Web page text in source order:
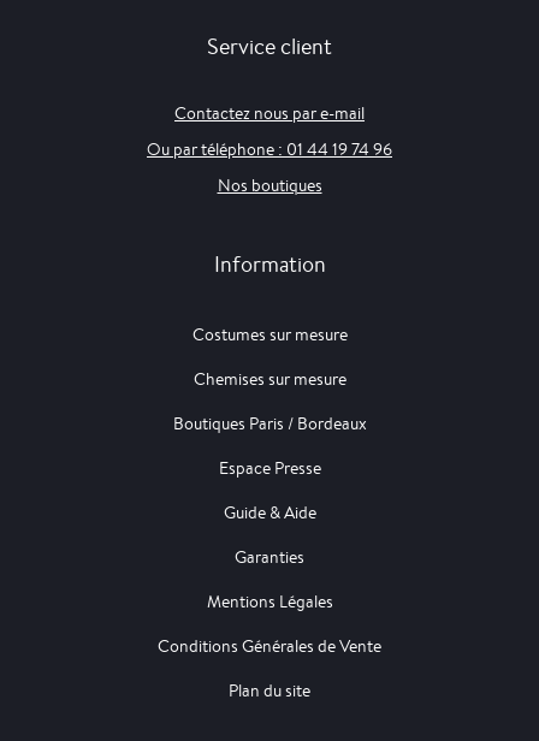
Service client
Contactez nous par e-mail
Ou par téléphone : 01 44 19 74 96
Nos boutiques
Information
Costumes sur mesure
Chemises sur mesure
Boutiques Paris / Bordeaux
Espace Presse
Guide & Aide
Garanties
Mentions Légales
Conditions Générales de Vente
Plan du site